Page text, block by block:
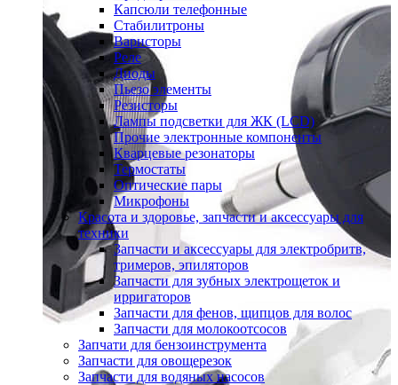
Капсюли телефонные
Стабилитроны
Варисторы
Реле
Диоды
Пьезо элементы
Резисторы
Лампы подсветки для ЖК (LCD)
Прочие электронные компоненты
Кварцевые резонаторы
Термостаты
Оптические пары
Микрофоны
Красота и здоровье, запчасти и аксессуары для
техники
Запчасти и аксессуары для электробритв,
тримеров, эпиляторов
Запчасти для зубных электрощеток и
ирригаторов
Запчасти для фенов, щипцов для волос
Запчасти для молокоотсосов
Запчати для бензоинструмента
Запчасти для овощерезок
Запчасти для водяных насосов